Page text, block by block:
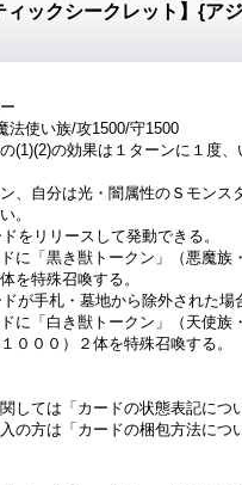
ックシークレット】{ア
法使い族/攻1500/守1500
(1)(2)の効果は１ターンに１度
、自分は光・闇属性のＳモンス
。
をリリースして発動できる。
に「黒き獣トークン」（悪魔族
を特殊召喚する。
が手札・墓地から除外された場
に「白き獣トークン」（天使族
０００）２体を特殊召喚する。
しては「 カードの状態表記につ
の方は「 カードの梱包方法につ